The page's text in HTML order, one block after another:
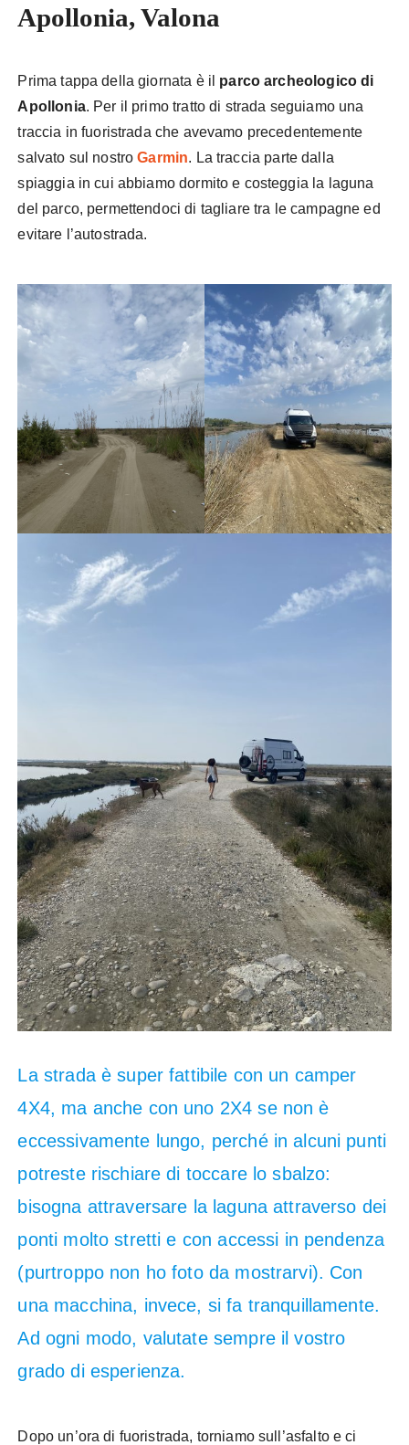
Apollonia, Valona
Prima tappa della giornata è il parco archeologico di
Apollonia. Per il primo tratto di strada seguiamo una
traccia in fuoristrada che avevamo precedentemente
salvato sul nostroGarmin. La traccia parte dalla
spiaggia in cui abbiamo dormito e costeggia la laguna
del parco, permettendoci di tagliare tra le campagne ed
evitare l’autostrada.
La strada è super fattibile con un camper
4X4, ma anche con uno 2X4 se non è
eccessivamente lungo, perché in alcuni punti
potreste rischiare di toccare lo sbalzo:
bisogna attraversare la laguna attraverso dei
ponti molto stretti e con accessi in pendenza
(purtroppo non ho foto da mostrarvi). Con
una macchina, invece, si fa tranquillamente.
Ad ogni modo, valutate sempre il vostro
grado di esperienza.
Dopo un’ora di fuoristrada, torniamo sull’asfalto e ci